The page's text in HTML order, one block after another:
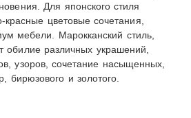
Для японского стиля
цветовые сочетания,
мебели. Марокканский стиль,
обилие различных украшений,
узоров, сочетание насыщенных,
бирюзового и золотого.